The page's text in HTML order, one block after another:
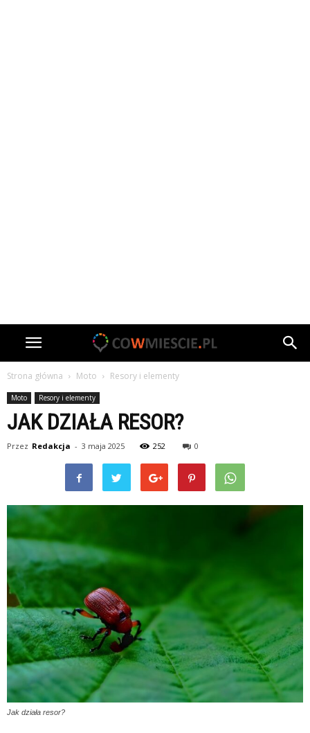
Strona główna Moto Resory i elementy
Moto Resory i elementy
JAK DZIAŁA RESOR?
Przez Redakcja - 3 maja 2025 252 0
Jak działa resor?